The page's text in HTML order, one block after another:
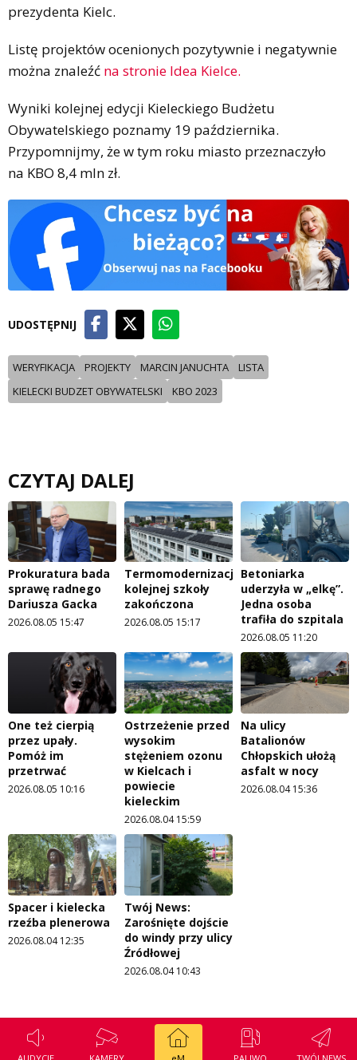
prezydenta Kielc.
Listę projektów ocenionych pozytywnie i negatywnie
można znaleźć na stronie Idea Kielce.
Wyniki kolejnej edycji Kieleckiego Budżetu
Obywatelskiego poznamy 19 października.
Przypomnijmy, że w tym roku miasto przeznaczyło
na KBO 8,4 mln zł.
UDOSTĘPNIJ
WERYFIKACJA PROJEKTY MARCIN JANUCHTA
LISTA
KIELECKI BUDZET OBYWATELSKI
KBO 2023
CZYTAJ DALEJ
Prokuratura bada
sprawę radnego
Dariusza Gacka
2026.08.05 15:47
Termomodernizacja
kolejnej szkoły
zakończona
2026.08.05 15:17
Betoniarka
uderzyła w „elkę”.
Jedna osoba
trafiła do szpitala
2026.08.05 11:20
One też cierpią
przez upały.
Pomóż im
przetrwać
2026.08.05 10:16
Ostrzeżenie przed
wysokim
stężeniem ozonu
w Kielcach i
powiecie
kieleckim
2026.08.04 15:59
Na ulicy
Batalionów
Chłopskich ułożą
asfalt w nocy
2026.08.04 15:36
Spacer i kielecka
rzeźba plenerowa
2026.08.04 12:35
Twój News:
Zarośnięte dojście
do windy przy ulicy
Źródłowej
2026.08.04 10:43